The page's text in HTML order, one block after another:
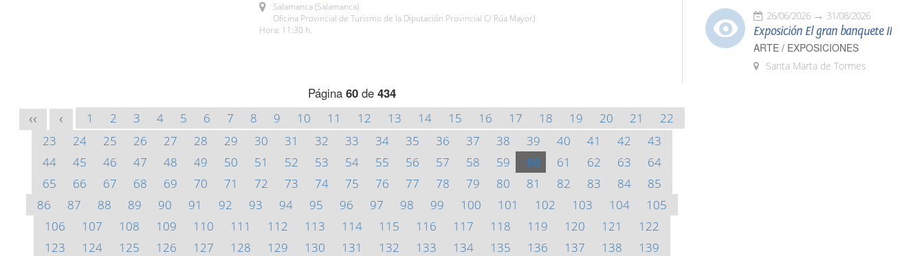
Salamanca (Salamanca)
Oficina Provincial de Turismo de la Diputación Provincial C/ Rúa Mayor)
Hora: 11:30 h.
Página 60 de 434
<< < 1 2 3 4 5 6 7 8 9 10 11 12 13 14 15 16 17 18 19 20 21
22
23
24 25 26 27 28 29 30 31 32 33 34 35 36 37 38 39 40 41 42
43
44
45 46 47 48 49 50 51 52 53 54 55 56 57 58 59 60 61 62 63
64
65
66 67 68 69 70 71 72 73 74 75 76 77 78 79 80 81 82 83 84
85
86
87 88 89 90 91 92 93 94 95 96 97 98 99 100 101 102 103 104
105
106
107 108 109 110 111 112 113 114 115 116 117 118 119 120 121
122
123
124 125 126 127 128 129 130 131 132 133 134 135 136 137 138
139
26/06/2026 31/08/2026
Exposición El gran banquete II
ARTE / EXPOSICIONES
Santa Marta de Tormes